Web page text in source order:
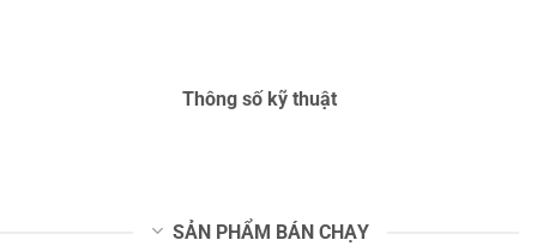
Thông số kỹ thuật
SẢN PHẨM BÁN CHẠY